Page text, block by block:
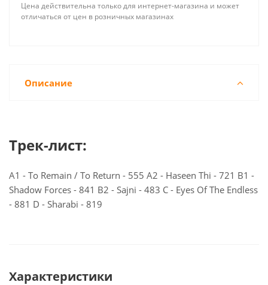
Цена действительна только для интернет-магазина и может
отличаться от цен в розничных магазинах
Описание
Трек-лист:
A1 - To Remain / To Return - 555 A2 - Haseen Thi - 721 B1 -
Shadow Forces - 841 B2 - Sajni - 483 C - Eyes Of The Endless
- 881 D - Sharabi - 819
Характеристики